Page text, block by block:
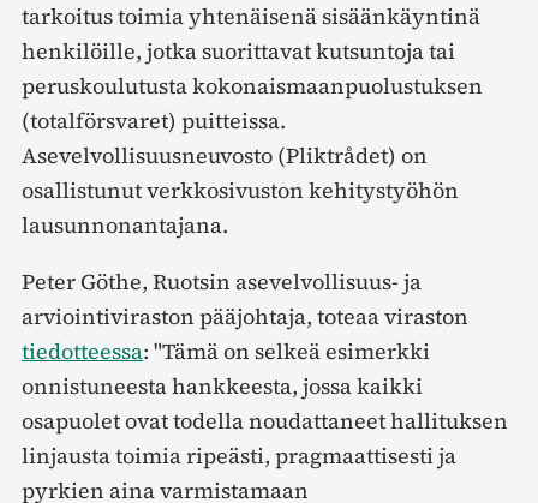
tarkoitus toimia yhtenäisenä sisäänkäyntinä
henkilöille, jotka suorittavat kutsuntoja tai
peruskoulutusta kokonaismaanpuolustuksen
(totalförsvaret) puitteissa.
Asevelvollisuusneuvosto (Pliktrådet) on
osallistunut verkkosivuston kehitystyöhön
lausunnonantajana.
Peter Göthe, Ruotsin asevelvollisuus- ja
arviointiviraston pääjohtaja, toteaa viraston
tiedotteessa: "Tämä on selkeä esimerkki
onnistuneesta hankkeesta, jossa kaikki
osapuolet ovat todella noudattaneet hallituksen
linjausta toimia ripeästi, pragmaattisesti ja
pyrkien aina varmistamaan